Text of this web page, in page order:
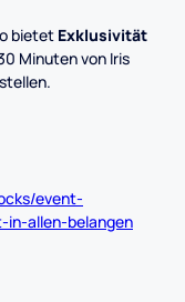
bietet Exklusivität
Minuten von Iris
event-
allen-belangen